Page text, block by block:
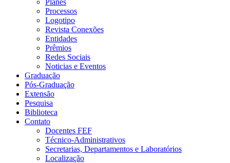
Planes
Processos
Logotipo
Revista Conexões
Entidades
Prêmios
Redes Sociais
Noticias e Eventos
Graduação
Pós-Graduação
Extensão
Pesquisa
Biblioteca
Contato
Docentes FEF
Técnico-Administrativos
Secretarias, Departamentos e Laboratórios
Localização